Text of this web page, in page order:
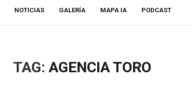
NOTICIAS GALERÍA MAPA IA PODCAST
TAG: AGENCIA TORO